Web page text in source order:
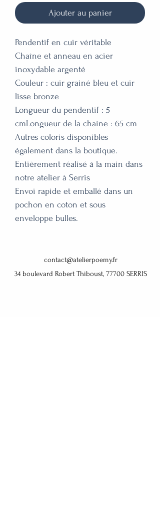
Ajouter au panier
Pendentif en cuir véritable
Chaîne et anneau en acier
inoxydable argenté
Couleur : cuir grainé bleu et cuir
lisse bronze
Longueur du pendentif : 5
cmLongueur de la chaîne : 65 cm
Autres coloris disponibles
également dans la boutique.
Entièrement réalisé à la main dans
notre atelier à Serris
Envoi rapide et emballé dans un
pochon en coton et sous
enveloppe bulles.
contact@atelierpoemy.fr
34 boulevard Robert Thiboust, 77700 SERRIS